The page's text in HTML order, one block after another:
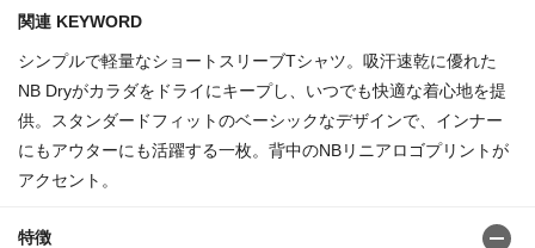
関連 KEYWORD
シンプルで軽量なショートスリーブTシャツ。吸汗速乾に優れた
NB Dryがカラダをドライにキープし、いつでも快適な着心地を提
供。スタンダードフィットのベーシックなデザインで、インナー
にもアウターにも活躍する一枚。背中のNBリニアロゴプリントが
アクセント。
特徴